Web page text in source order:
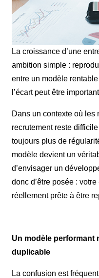
La croissance d’une
ambition simple :
entre un modèle
l’écart peut être
Dans un contexte où les
recrutement reste
toujours plus de
modèle devient un
d’envisager un
donc d’être posée :
réellement prête à être
Un modèle performant
duplicable
La confusion est